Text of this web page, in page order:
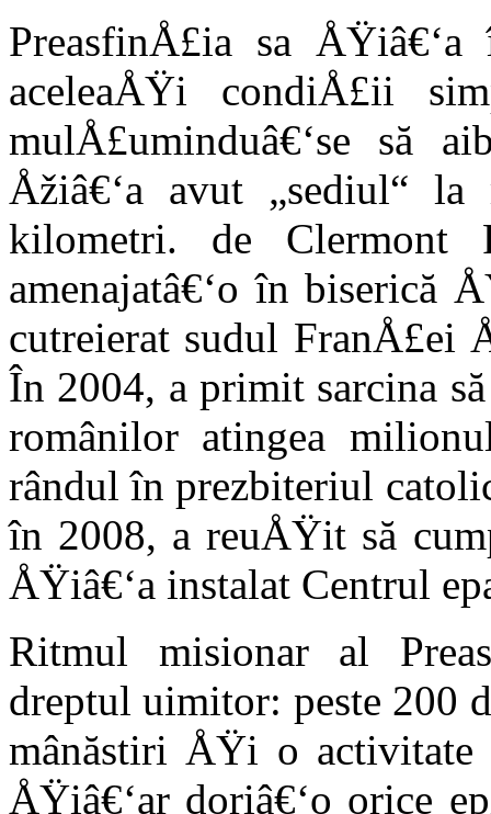
PreasfinÅ£ia sa ÅŸiâ€‘a
aceleaÅŸi condiÅ£ii
mulÅ£uminduâ€‘se să
Åžiâ€‘a avut „sediul“
kilometri. de
amenajatâ€‘o în biserică
cutreierat sudul FranÅ£ei
În 2004, a primit sarcina
românilor atingea
rândul în prezbiteriul
în 2008, a reuÅŸit să
ÅŸiâ€‘a instalat Centrul
Ritmul misionar al
dreptul uimitor: peste
mânăstiri ÅŸi o
ÅŸiâ€‘ar doriâ€‘o orice